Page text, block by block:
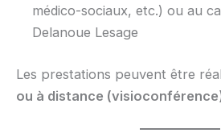
médico-sociaux, etc.) ou au
Delanoue Lesage
Les prestations peuvent être
ou à distance